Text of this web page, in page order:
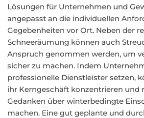
Lösungen für Unternehmen und
angepasst an die individuellen
Gegebenheiten vor Ort. Neben der
Schneeräumung können auch
Anspruch genommen werden, um
sicher zu machen. Indem
professionelle Dienstleister setzen,
ihr Kerngeschäft konzentrieren und
Gedanken über winterbedingte
machen. Eine gut geplante und